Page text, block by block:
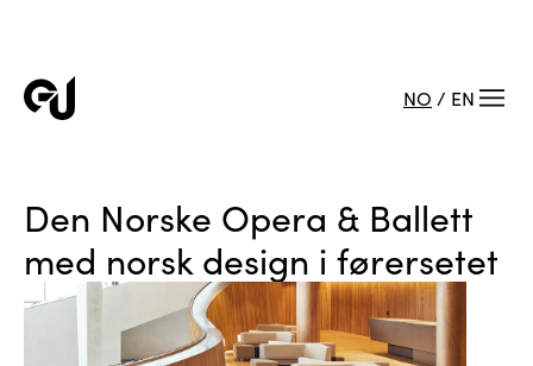
NO / EN
Den Norske Opera & Ballett
med norsk design i førersetet